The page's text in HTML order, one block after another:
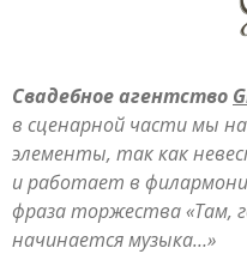
Свадебное агентство
в сценарной части мы
элементы, так как
и работает в
фраза торжества «Там,
начинается музыка…»